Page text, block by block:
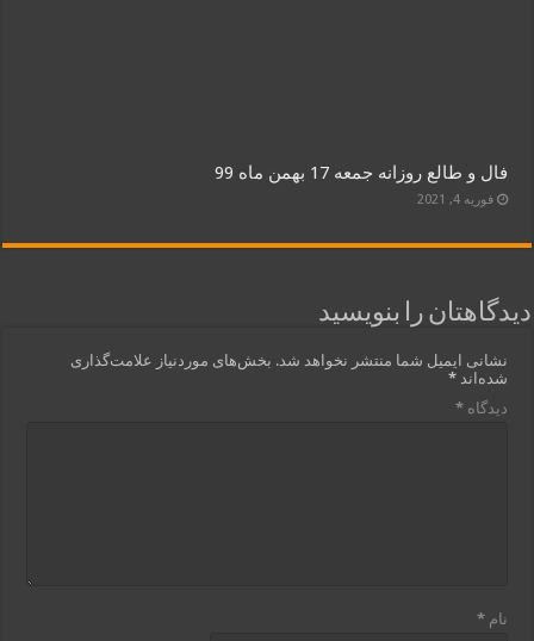
فال و طالع روزانه جمعه 17 بهمن ماه 99
فوریه 4, 2021
دیدگاهتان را بنویسید
نشانی ایمیل شما منتشر نخواهد شد. بخش‌های موردنیاز علامت‌گذاری
شده‌اند*
دیدگاه*
نام*